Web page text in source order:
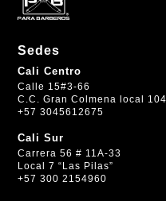
Sedes
Cali Centro
Calle 15#3-66
C.C. Gran Colmena local 104
+57 3045612675
Cali Sur
Carrera 56 # 11A-33
Local 7 “Las Pilas”
+57 300 2154960